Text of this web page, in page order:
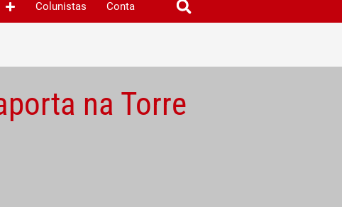
Colunistas Conta
na Torre